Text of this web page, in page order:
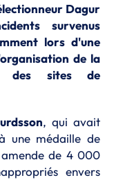
Dagur
survenus
lors d'une
de la
des sites de
, qui avait
une médaille de
amende de 4 000
envers